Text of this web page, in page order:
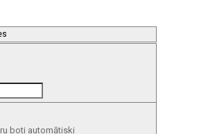
boti automātiski